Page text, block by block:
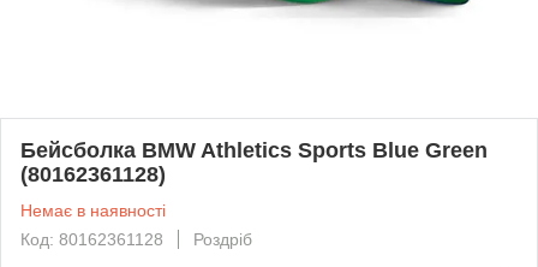
Бейсболка BMW Athletics Sports Blue Green
(80162361128)
Немає в наявності
Код: 80162361128
Роздріб